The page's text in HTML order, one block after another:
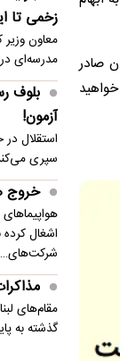
صادر
زخمی تا
مدرسه‌ای
بلوف
آزمون!
استقلال در
سپری
خروج
اشغال
شرکت‌های…
مقام‌های
گذشته به